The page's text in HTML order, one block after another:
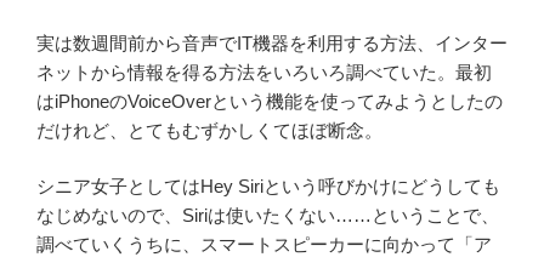
実は数週間前から音声でIT機器を利用する方法、インター
ネットから情報を得る方法をいろいろ調べていた。最初
はiPhoneのVoiceOverという機能を使ってみようとしたの
だけれど、とてもむずかしくてほぼ断念。
シニア女子としてはHey Siriという呼びかけにどうしても
なじめないので、Siriは使いたくない……ということで、
調べていくうちに、スマートスピーカーに向かって「ア